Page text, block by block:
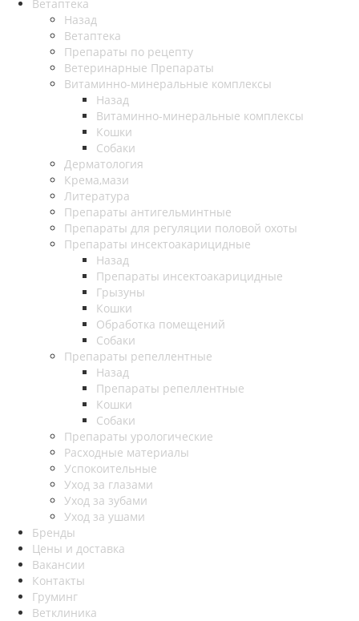
Ветаптека
Назад
Ветаптека
Препараты по рецепту
Ветеринарные Препараты
Витаминно-минеральные комплексы
Назад
Витаминно-минеральные комплексы
Кошки
Собаки
Дерматология
Крема,мази
Литература
Препараты антигельминтные
Препараты для регуляции половой охоты
Препараты инсектоакарицидные
Назад
Препараты инсектоакарицидные
Грызуны
Кошки
Обработка помещений
Собаки
Препараты репеллентные
Назад
Препараты репеллентные
Кошки
Собаки
Препараты урологические
Расходные материалы
Успокоительные
Уход за глазами
Уход за зубами
Уход за ушами
Бренды
Цены и доставка
Вакансии
Контакты
Груминг
Ветклиника